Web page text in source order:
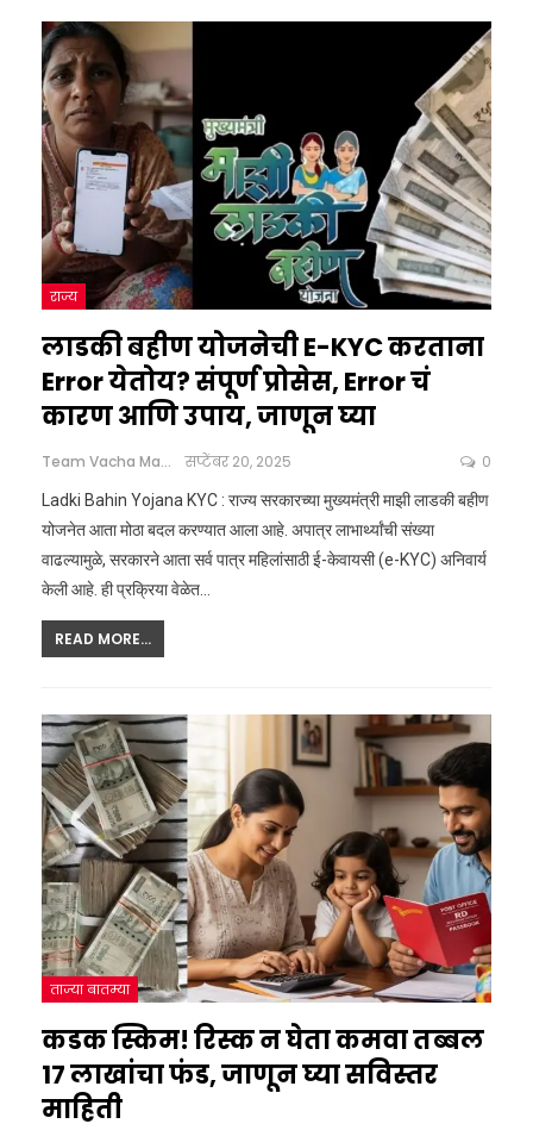
राज्य
लाडकी बहीण योजनेची E-KYC करताना
Error येतोय? संपूर्ण प्रोसेस, Error चं
कारण आणि उपाय, जाणून घ्या
Team Vacha Marathi सप्टेंबर 20, 2025 0
Ladki Bahin Yojana KYC : राज्य सरकारच्या मुख्यमंत्री माझी लाडकी बहीण
योजनेत आता मोठा बदल करण्यात आला आहे. अपात्र लाभार्थ्यांची संख्या
वाढल्यामुळे, सरकारने आता सर्व पात्र महिलांसाठी ई-केवायसी (e-KYC) अनिवार्य
केली आहे. ही प्रक्रिया वेळेत
READ MORE...
ताज्या बातम्या
कडक स्किम! रिस्क न घेता कमवा तब्बल
17 लाखांचा फंड, जाणून घ्या सविस्तर
माहिती